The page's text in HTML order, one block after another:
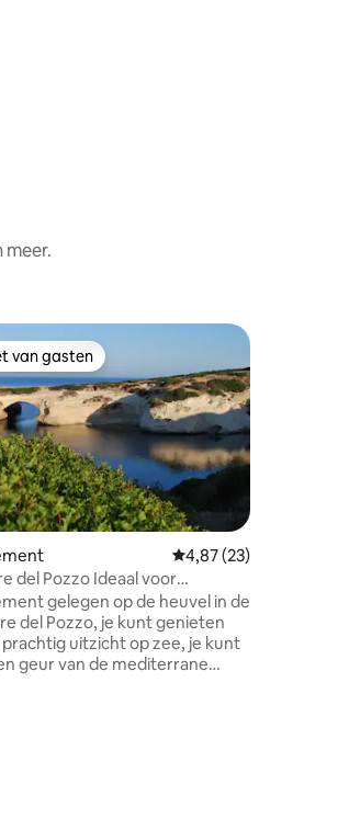
van 4,92 uit 5, 52 recensies
van gasten
van gasten
Gemiddelde
4,87 (23)
del Pozzo Ideaal voor
gelegen op de heuvel in de
del Pozzo, je kunt genieten
uitzicht op zee, je kunt
geur van de mediterrane